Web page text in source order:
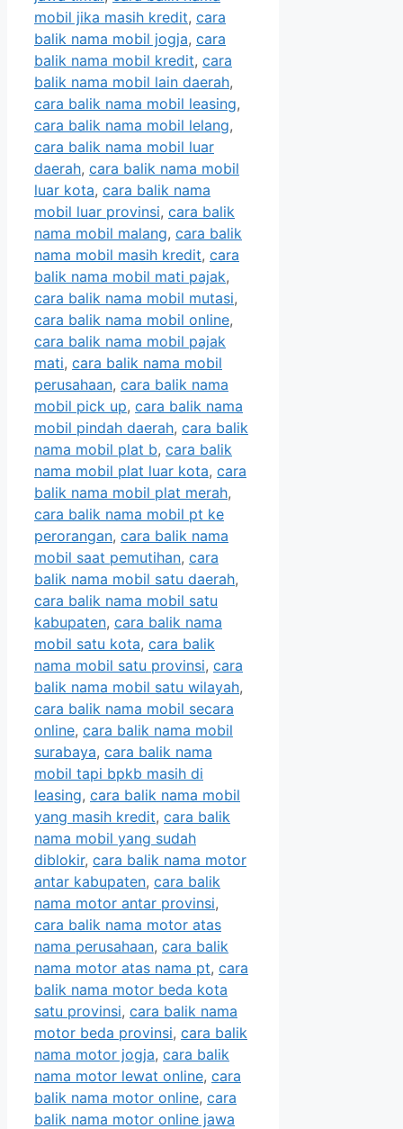
mobil jika masih kredit, cara
balik nama mobil jogja, cara
balik nama mobil kredit, cara
balik nama mobil lain daerah,
cara balik nama mobil leasing,
cara balik nama mobil lelang,
cara balik nama mobil luar
daerah, cara balik nama mobil
luar kota, cara balik nama
mobil luar provinsi, cara balik
nama mobil malang, cara balik
nama mobil masih kredit, cara
balik nama mobil mati pajak,
cara balik nama mobil mutasi,
cara balik nama mobil online,
cara balik nama mobil pajak
mati, cara balik nama mobil
perusahaan, cara balik nama
mobil pick up, cara balik nama
mobil pindah daerah, cara balik
nama mobil plat b, cara balik
nama mobil plat luar kota, cara
balik nama mobil plat merah,
cara balik nama mobil pt ke
perorangan, cara balik nama
mobil saat pemutihan, cara
balik nama mobil satu daerah,
cara balik nama mobil satu
kabupaten, cara balik nama
mobil satu kota, cara balik
nama mobil satu provinsi, cara
balik nama mobil satu wilayah,
cara balik nama mobil secara
online, cara balik nama mobil
surabaya, cara balik nama
mobil tapi bpkb masih di
leasing, cara balik nama mobil
yang masih kredit, cara balik
nama mobil yang sudah
diblokir, cara balik nama motor
antar kabupaten, cara balik
nama motor antar provinsi,
cara balik nama motor atas
nama perusahaan, cara balik
nama motor atas nama pt, cara
balik nama motor beda kota
satu provinsi, cara balik nama
motor beda provinsi, cara balik
nama motor jogja, cara balik
nama motor lewat online, cara
balik nama motor online, cara
balik nama motor online jawa